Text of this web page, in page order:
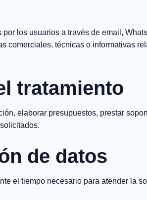
los usuarios a través de email,
comerciales, técnicas o informativas
tratamiento
elaborar presupuestos, prestar
de datos
el tiempo necesario para atender la